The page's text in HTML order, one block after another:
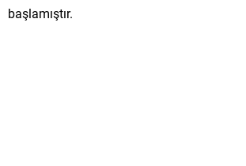
başlamıştır.